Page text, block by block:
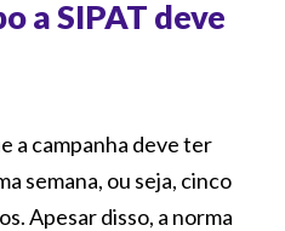
a SIPAT deve
a campanha deve ter
semana, ou seja, cinco
Apesar disso, a norma